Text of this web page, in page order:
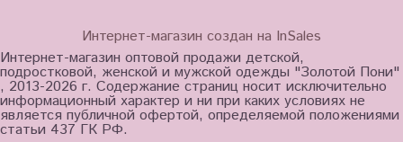
Интернет-магазин создан на InSales
Интернет-магазин оптовой продажи детской,
подростковой, женской и мужской одежды "Золотой Пони"
, 2013-2026 г. Содержание страниц носит исключительно
информационный характер и ни при каких условиях не
является публичной офертой, определяемой положениями
статьи 437 ГК РФ.